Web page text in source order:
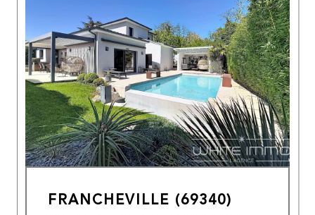
FRANCHEVILLE (69340)